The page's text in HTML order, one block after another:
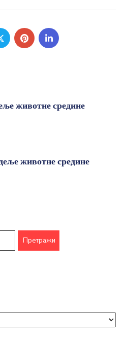
животне средине
животне средине